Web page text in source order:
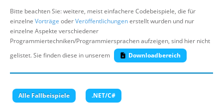
Bitte beachten Sie: weitere, meist einfachere Codebeispiele, die für
einzelne Vorträge oderVeröffentlichungenerstellt wurden und nur
einzelne Aspekte verschiedener
Programmiertechniken/Programmiersprachen aufzeigen, sind hier nicht
gelistet. Sie finden diese in unserem
Downloadbereich
Alle Fallbeispiele .NET/C#